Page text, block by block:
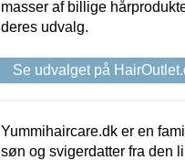
masser af billige
deres udvalg.
Se udvalget på
Yummihaircare.dk er en
søn og svigerdatter fra den